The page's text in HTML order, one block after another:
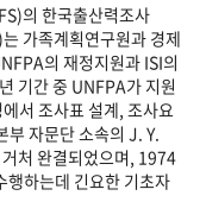
의 한국출산력조사
가족계획연구원과 경제
의 재정지원과 ISI의
기간 중 UNFPA가 지원
서 조사표 설계, 조사요
자문단 소속의 J. Y.
처 완결되었으며, 1974
행하는데 긴요한 기초자